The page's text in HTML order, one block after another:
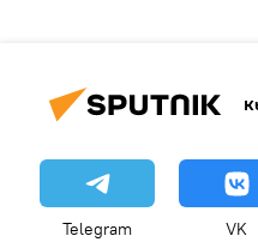
Telegram VK